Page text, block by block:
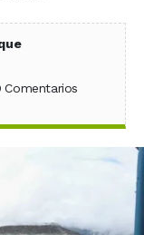
Facebook
en X (Twitter)
en WhatsApp
Comentarios